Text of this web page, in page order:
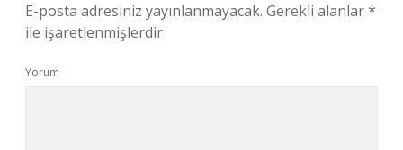
E-posta adresiniz yayınlanmayacak. Gerekli alanlar*
ile işaretlenmişlerdir
Yorum